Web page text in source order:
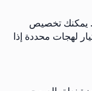
يمكنك تخصيص
لهجات محددة إذا